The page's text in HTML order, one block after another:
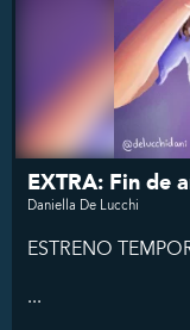
EXTRA: Fin de
Daniella De Lucchi
ESTRENO
...